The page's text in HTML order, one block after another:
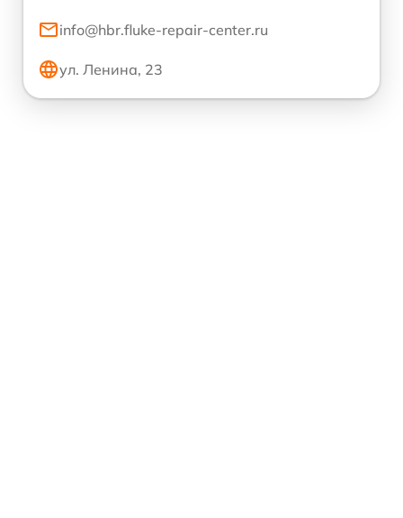
info@hbr.fluke-repair-center.ru
ул. Ленина, 23